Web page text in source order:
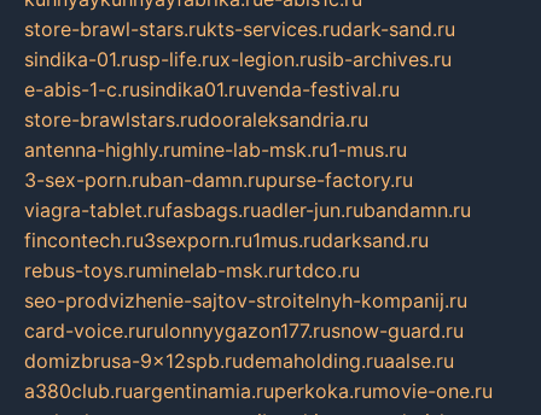
store-brawl-stars.rukts-services.rudark-sand.ru
sindika-01.rusp-life.rux-legion.rusib-archives.ru
e-abis-1-c.rusindika01.ruvenda-festival.ru
store-brawlstars.rudooraleksandria.ru
antenna-highly.rumine-lab-msk.ru1-mus.ru
3-sex-porn.ruban-damn.rupurse-factory.ru
viagra-tablet.rufasbags.ruadler-jun.rubandamn.ru
fincontech.ru3sexporn.ru1mus.rudarksand.ru
rebus-toys.ruminelab-msk.rurtdco.ru
seo-prodvizhenie-sajtov-stroitelnyh-kompanij.ru
card-voice.rurulonnyygazon177.rusnow-guard.ru
domizbrusa-9x12spb.rudemaholding.ruaalse.ru
a380club.ruargentinamia.ruperkoka.rumovie-one.ru